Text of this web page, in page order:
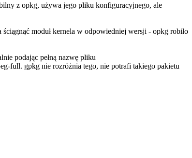
z opkg, używa jego pliku konfiguracyjnego, ale
moduł kernela w odpowiedniej wersji - opkg robiło
podając pełną nazwę pliku
full. gpkg nie rozróżnia tego, nie potrafi takiego pakietu